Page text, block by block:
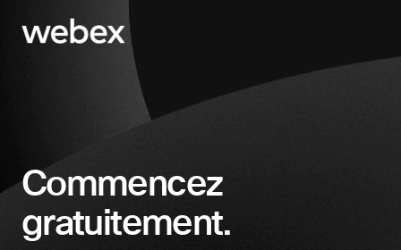
Commencez
gratuitement.